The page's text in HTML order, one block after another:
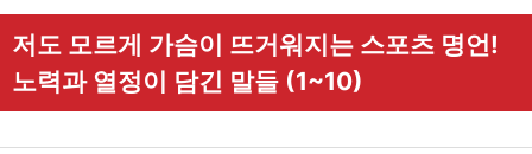
저도 모르게 가슴이 뜨거워지는 스포츠 명언!
노력과 열정이 담긴 말들 (1~10)